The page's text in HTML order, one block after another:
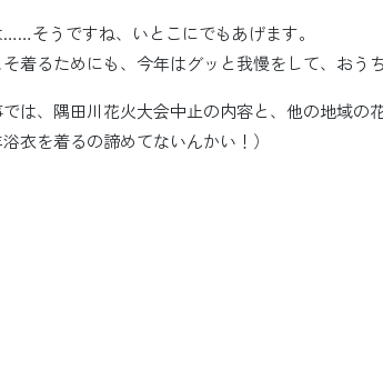
そうですね、いとこにでもあげます。
着るためにも、今年はグッと我慢をして、おう
は、隅田川花火大会中止の内容と、他の地域の
衣を着るの諦めてないんかい！）